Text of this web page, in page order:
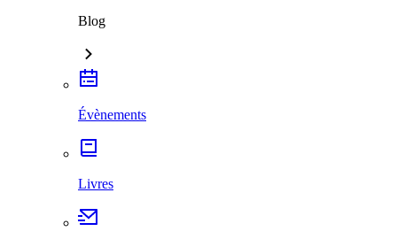
Blog
Évènements
Livres